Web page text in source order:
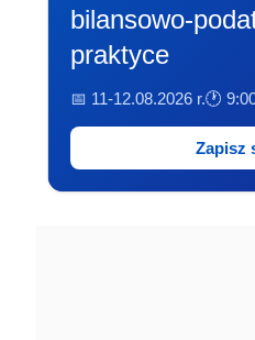
bilansowo-
praktyce
📅 11-12.08.2026 r.🕐
Zapisz